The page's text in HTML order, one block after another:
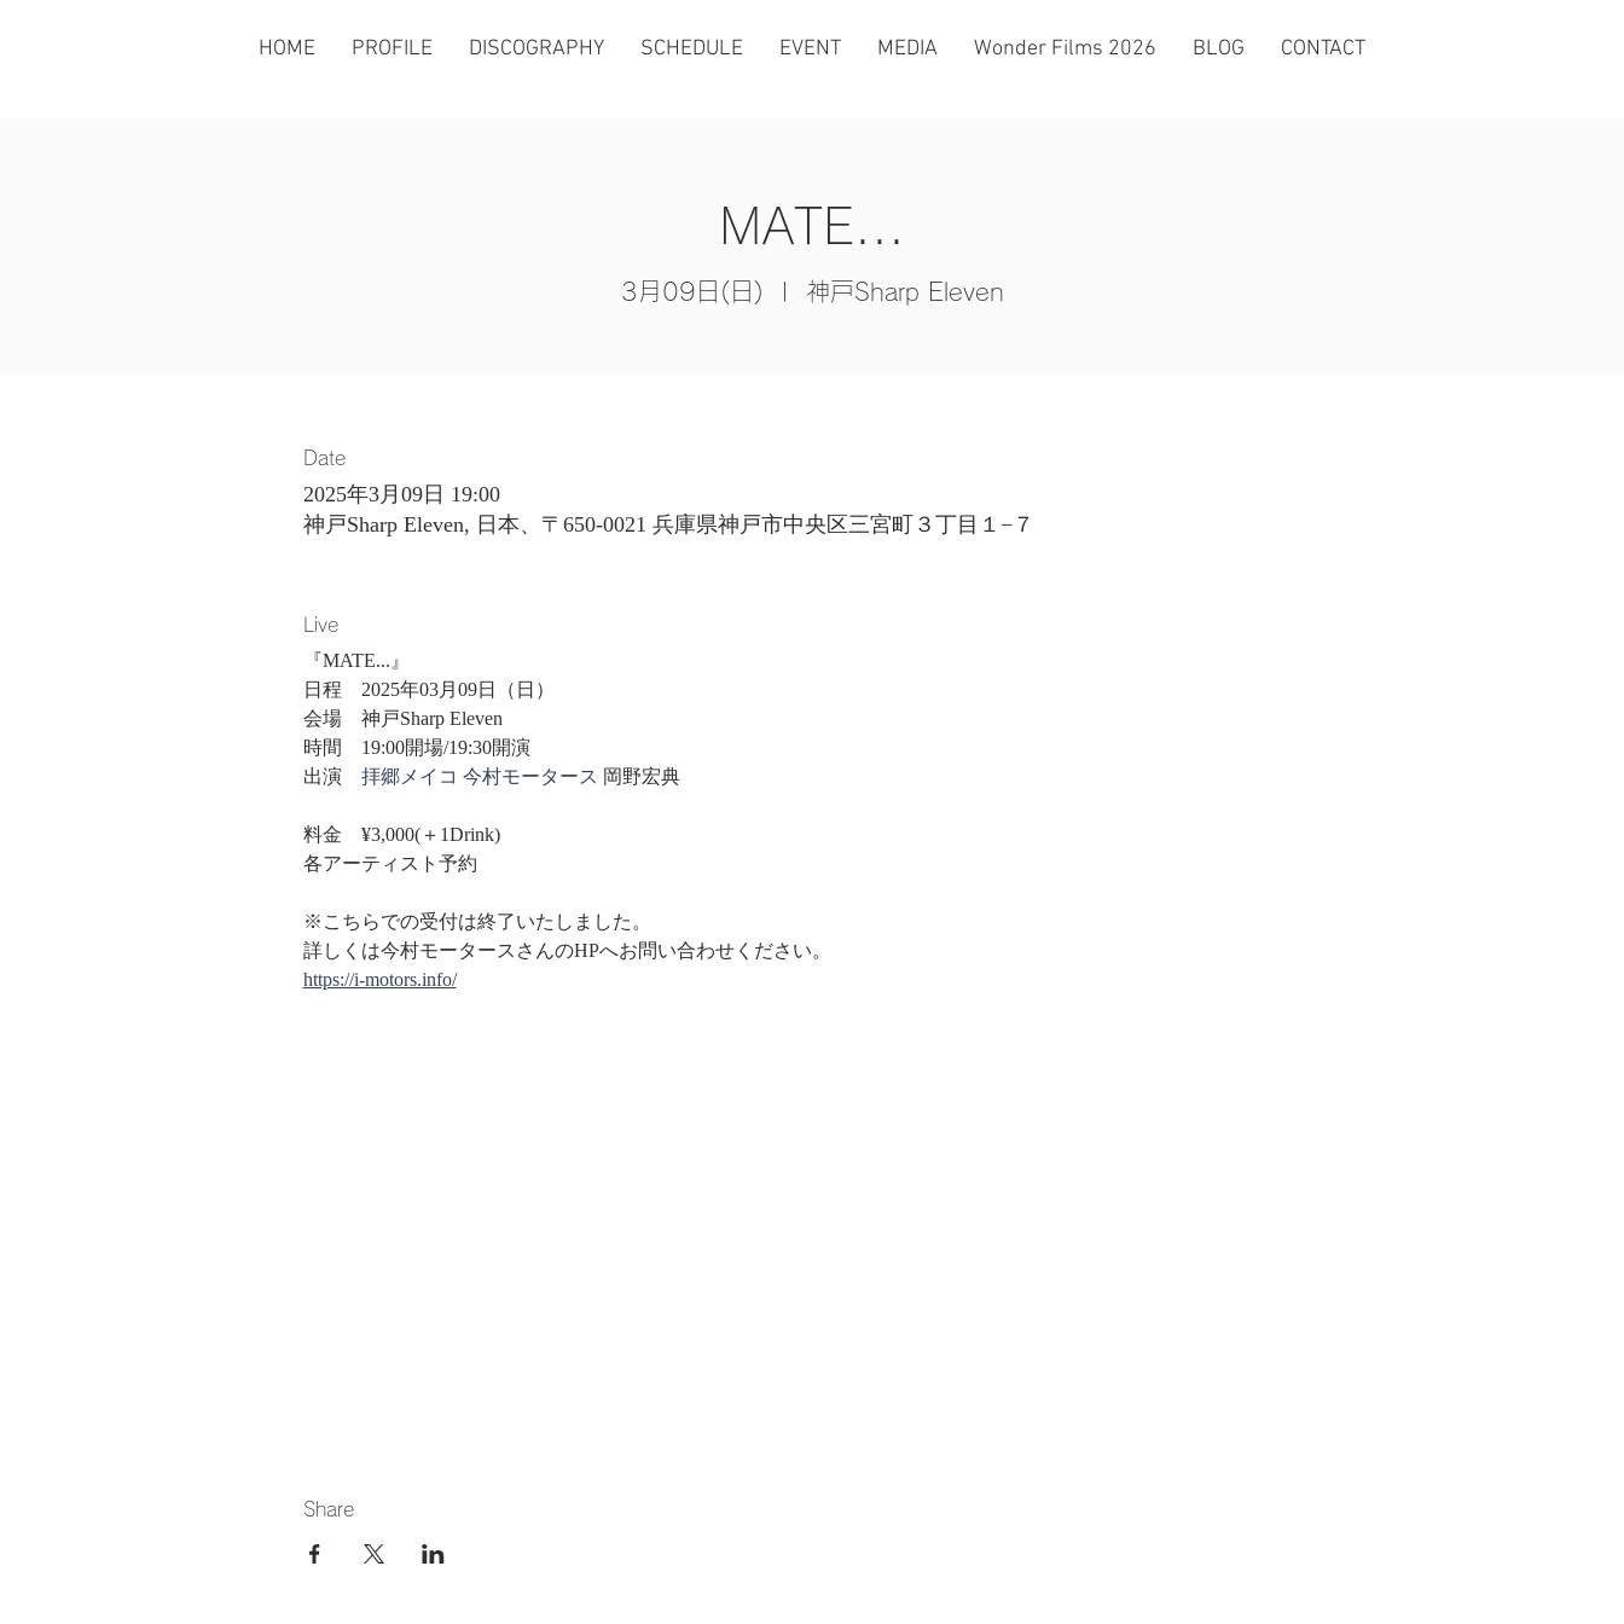
HOME PROFILE DISCOGRAPHY SCHEDULE EVENT MEDIA Wonder Films 2026 BLOG CONTACT
MATE...
3月09日(日) 神戸Sharp Eleven
Date
2025年3月09日 19:00
神戸Sharp Eleven, 日本、〒650-0021 兵庫県神戸市中央区三宮町３丁目１−７
Live
『MATE...』
日程　2025年03月09日（日）
会場　神戸Sharp Eleven
時間　19:00開場/19:30開演
出演 拝郷メイコ 今村モータース 岡野宏典
料金　¥3,000(＋1Drink)
各アーティスト予約
※こちらでの受付は終了いたしました。
詳しくは今村モータースさんのHPへお問い合わせください。
https://i-motors.info/
Share